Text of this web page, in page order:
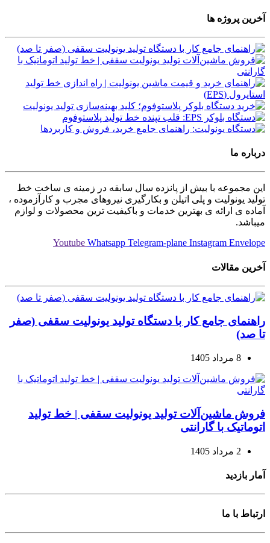
آخرین پروژه ها
درباره ما
این مجموعه با بیش از پانزده سال سابقه در زمینه ی ساخت خط
تولید یونولیت و پلی اتیلن و بکارگیری نیروهای مجرب و کارآزموده ،
آماده ی ارائه ی بهترین خدمات و باکیفیت ترین محصولات و لوازم
میباشد.
Youtube Whatsapp Telegram-plane Instagram Envelope
آخرین مقالات
راهنمای جامع کار با دستگاه تولید یونولیت سقفی (صفر
تا صد)
8 مرداد 1405
فروش ماشین‌آلات تولید یونولیت سقفی | خط تولید
اتوماتیک با گارانتی
2 مرداد 1405
آمار بازدید
ارتباط با ما